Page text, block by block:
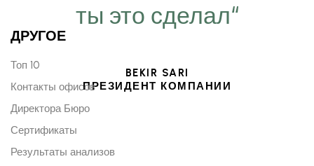
ты это сделал“
BEKIR SARI
ПРЕЗИДЕНТ КОМПАНИИ
ДРУГОЕ
Топ 10
Контакты офисов
Директора Бюро
Сертификаты
Результаты анализов